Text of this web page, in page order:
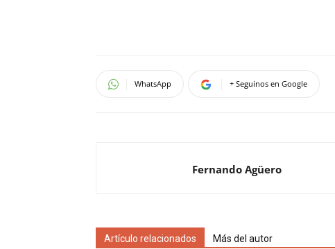
WhatsApp + Seguinos en Google
Fernando Agüero
Artículo relacionados Más del autor